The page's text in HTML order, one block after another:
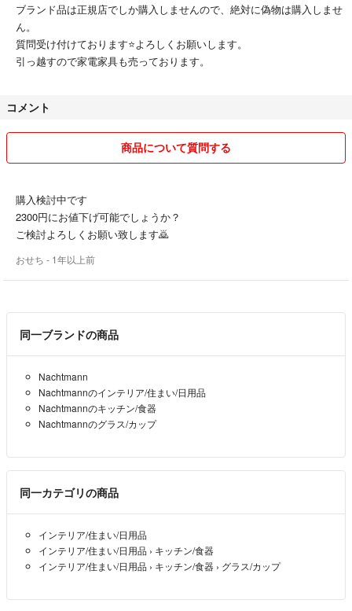
ブランド品は正規店でしか購入しませんので、絶対に偽物は購入しませ
ん。
質問受け付けております⭐️よろしくお願いします。
引っ越すので家電家具も売っております。
コメント
商品について質問する
購入検討中です
2300円にお値下げ可能でしょうか？
ご検討よろしくお願い致します🙇
おせち - 1年以上前
同一ブランドの商品
Nachtmann
Nachtmannのインテリア/住まい/日用品
Nachtmannのキッチン/食器
Nachtmannのグラス/カップ
同一カテゴリの商品
インテリア/住まい/日用品
インテリア/住まい/日用品 › キッチン/食器
インテリア/住まい/日用品 › キッチン/食器 › グラス/カップ